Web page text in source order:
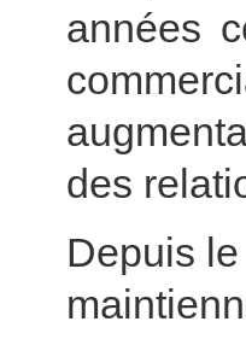
années
des
Depuis